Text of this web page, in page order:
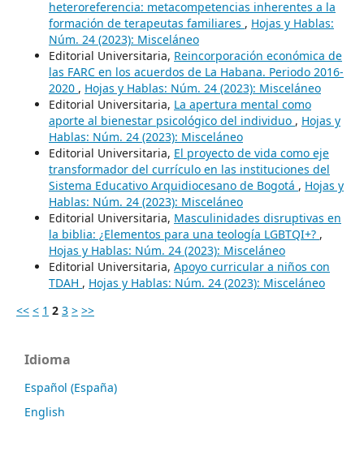
heteroreferencia: metacompetencias inherentes a la
formación de terapeutas familiares , Hojas y Hablas:
Núm. 24 (2023): Misceláneo
Editorial Universitaria, Reincorporación económica de
las FARC en los acuerdos de La Habana. Periodo 2016-
2020 , Hojas y Hablas: Núm. 24 (2023): Misceláneo
Editorial Universitaria, La apertura mental como
aporte al bienestar psicológico del individuo , Hojas y
Hablas: Núm. 24 (2023): Misceláneo
Editorial Universitaria, El proyecto de vida como eje
transformador del currículo en las instituciones del
Sistema Educativo Arquidiocesano de Bogotá , Hojas y
Hablas: Núm. 24 (2023): Misceláneo
Editorial Universitaria, Masculinidades disruptivas en
la biblia: ¿Elementos para una teología LGBTQI+? ,
Hojas y Hablas: Núm. 24 (2023): Misceláneo
Editorial Universitaria, Apoyo curricular a niños con
TDAH , Hojas y Hablas: Núm. 24 (2023): Misceláneo
<< < 1 2 3 > >>
Idioma
Español (España)
English